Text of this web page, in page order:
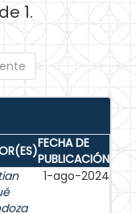
1.
FECHA DE
PUBLICACIÓN
1-ago-2024